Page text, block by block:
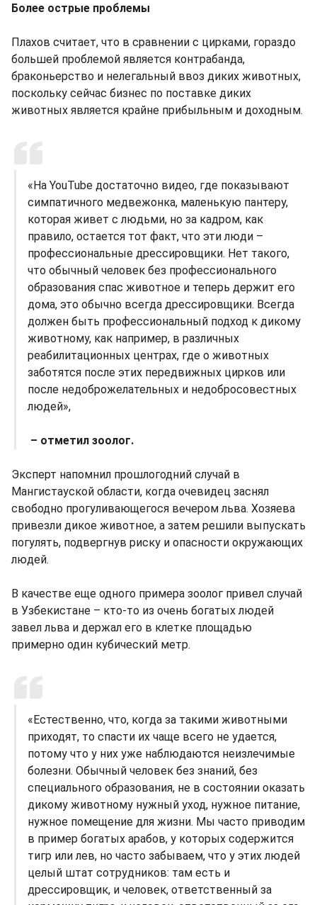
Более острые проблемы
Плахов считает, что в сравнении с цирками, гораздо
большей проблемой является контрабанда,
браконьерство и нелегальный ввоз диких животных,
поскольку сейчас бизнес по поставке диких
животных является крайне прибыльным и доходным.
«На YouTube достаточно видео, где показывают
симпатичного медвежонка, маленькую пантеру,
которая живет с людьми, но за кадром, как
правило, остается тот факт, что эти люди –
профессиональные дрессировщики. Нет такого,
что обычный человек без профессионального
образования спас животное и теперь держит его
дома, это обычно всегда дрессировщики. Всегда
должен быть профессиональный подход к дикому
животному, как например, в различных
реабилитационных центрах, где о животных
заботятся после этих передвижных цирков или
после недоброжелательных и недобросовестных
людей»,
– отметил зоолог.
Эксперт напомнил прошлогодний случай в
Мангистауской области, когда очевидец заснял
свободно прогуливающегося вечером льва. Хозяева
привезли дикое животное, а затем решили выпускать
погулять, подвергнув риску и опасности окружающих
людей.
В качестве еще одного примера зоолог привел случай
в Узбекистане – кто-то из очень богатых людей
завел льва и держал его в клетке площадью
примерно один кубический метр.
«Естественно, что, когда за такими животными
приходят, то спасти их чаще всего не удается,
потому что у них уже наблюдаются неизлечимые
болезни. Обычный человек без знаний, без
специального образования, не в состоянии оказать
дикому животному нужный уход, нужное питание,
нужное помещение для жизни. Мы часто приводим
в пример богатых арабов, у которых содержится
тигр или лев, но часто забываем, что у этих людей
целый штат сотрудников: там есть и
дрессировщик, и человек, ответственный за